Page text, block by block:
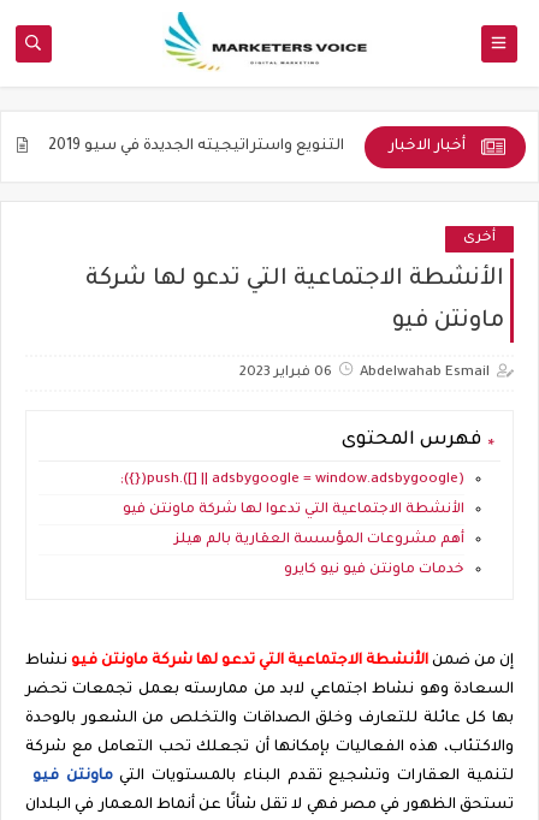
أخبار الاخبارالتنويع واستراتيجيته الجديدة في سيو 2019 جوده
أخرى
الأنشطة الاجتماعية التي تدعو لها شركة
ماونتن فيو
Abdelwahab Esmail 06 فبراير 2023
فهرس المحتوى
(adsbygoogle = window.adsbygoogle || []).push({});
الأنشطة الاجتماعية التي تدعوا لها شركة ماونتن فيو
أهم مشروعات المؤسسة العقارية بالم هيلز
خدمات ماونتن فيو نيو كايرو
إن من ضمن الأنشطة الاجتماعية التي تدعو لها شركة ماونتن فيو نشاط
السعادة وهو نشاط اجتماعي لابد من ممارسته بعمل تجمعات تحضر
بها كل عائلة للتعارف وخلق الصداقات والتخلص من الشعور بالوحدة
والاكتئاب، هذه الفعاليات بإمكانها أن تجعلك تحب التعامل مع شركة
ماونتن فيو لتنمية العقارات وتشجيع تقدم البناء بالمستويات التي
تستحق الظهور في مصر فهي لا تقل شأنًا عن أنماط المعمار في البلدان